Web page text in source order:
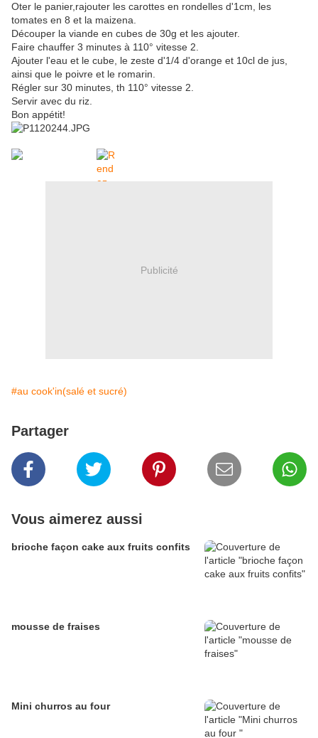
Oter le panier,rajouter les carottes en rondelles d'1cm, les
tomates en 8 et la maizena.
Découper la viande en cubes de 30g et les ajouter.
Faire chauffer 3 minutes à 110° vitesse 2.
Ajouter l'eau et le cube, le zeste d'1/4 d'orange et 10cl de jus,
ainsi que le poivre et le romarin.
Régler sur 30 minutes, th 110° vitesse 2.
Servir avec du riz.
Bon appétit!
Publicité
#au cook'in(salé et sucré)
Partager
Vous aimerez aussi
brioche façon cake aux fruits confits
mousse de fraises
Mini churros au four